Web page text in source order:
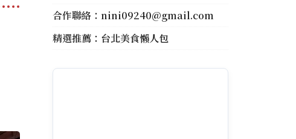
合作聯絡：nini09240@gmail.com
精選推薦： 台北美食懶人包